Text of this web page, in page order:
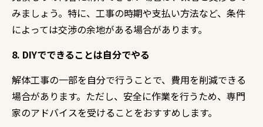
みましょう。 特に、 工事の時期や支払い方法など、 条件
によっては交渉の余地がある場合があります。
8. DIYでできることは自分でやる
解体工事の一部を自分で行うことで、 費用を削減できる
場合があります。 ただし、 安全に作業を行うため、 専門
家のアドバイスを受けることをおすすめします。